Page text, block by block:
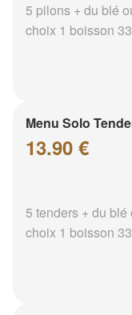
5 pilons + du blé
choix 1 boisson
Menu Solo
13.90 €
5 tenders + du
choix 1 boisson